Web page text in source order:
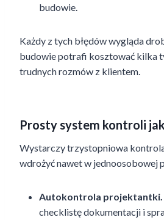
budowie.
Każdy z tych błędów wygląda
budowie potrafi kosztować kilka
trudnych rozmów z klientem.
Prosty system kontroli
Wystarczy trzystopniowa
wdrożyć nawet w jednoosobowej
Autokontrola projektantki.
checklistę dokumentacji i